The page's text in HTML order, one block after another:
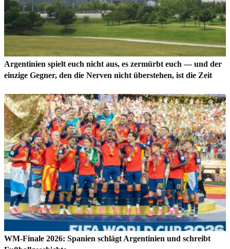
Argentinien spielt euch nicht aus, es zermürbt euch — und der
einzige Gegner, den die Nerven nicht überstehen, ist die Zeit
WM-Finale 2026: Spanien schlägt Argentinien und schreibt